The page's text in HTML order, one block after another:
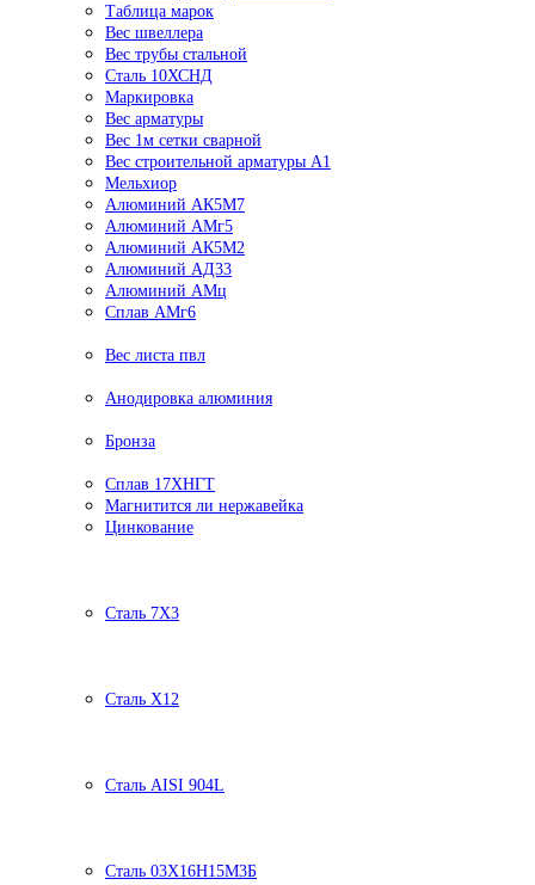
Таблица марок
Вес швеллера
Вес трубы стальной
Сталь 10ХСНД
Маркировка
Вес арматуры
Вес 1м сетки сварной
Вес строительной арматуры А1
Мельхиор
Алюминий АК5М7
Алюминий АМг5
Алюминий АК5М2
Алюминий АД33
Алюминий АМц
Сплав АМг6
Вес листа пвл
Анодировка алюминия
Бронза
Сплав 17ХНГТ
Магнитится ли нержавейка
Цинкование
Сталь 7Х3
Сталь Х12
Сталь AISI 904L
Сталь 03Х16Н15М3Б